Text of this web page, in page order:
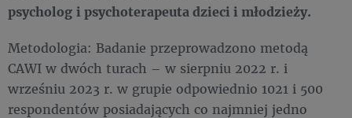
psycholog i psychoterapeuta dzieci i młodzieży.
Metodologia: Badanie przeprowadzono metodą
CAWI w dwóch turach – w sierpniu 2022 r. i
wrześniu 2023 r. w grupie odpowiednio 1021 i 500
respondentów posiadających co najmniej jedno